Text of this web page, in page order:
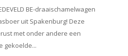
BE-draaischamelwagen
uit Spakenburg! Deze
met onder andere een
gekoelde...